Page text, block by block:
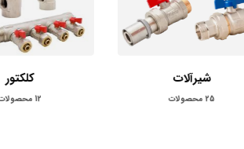
شیرآلات
محصولات
کلکتور
محصولات